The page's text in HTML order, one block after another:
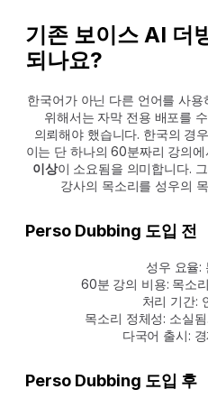
기존 보이스 AI 더
되나요?
한국어가 아닌 다른 언어를 사
위해서는 자막 전용 배포를
의뢰해야 했습니다. 한국의 경
이는 단 하나의 60분짜리 강의에
이상이 소요됨을 의미합니다.
강사의 목소리를 성우의
Perso Dubbing 도입 전
성우 요율:
60분 강의 비용: 목소
처리 기간:
목소리 정체성: 소실
다국어 출시:
Perso Dubbing 도입 후